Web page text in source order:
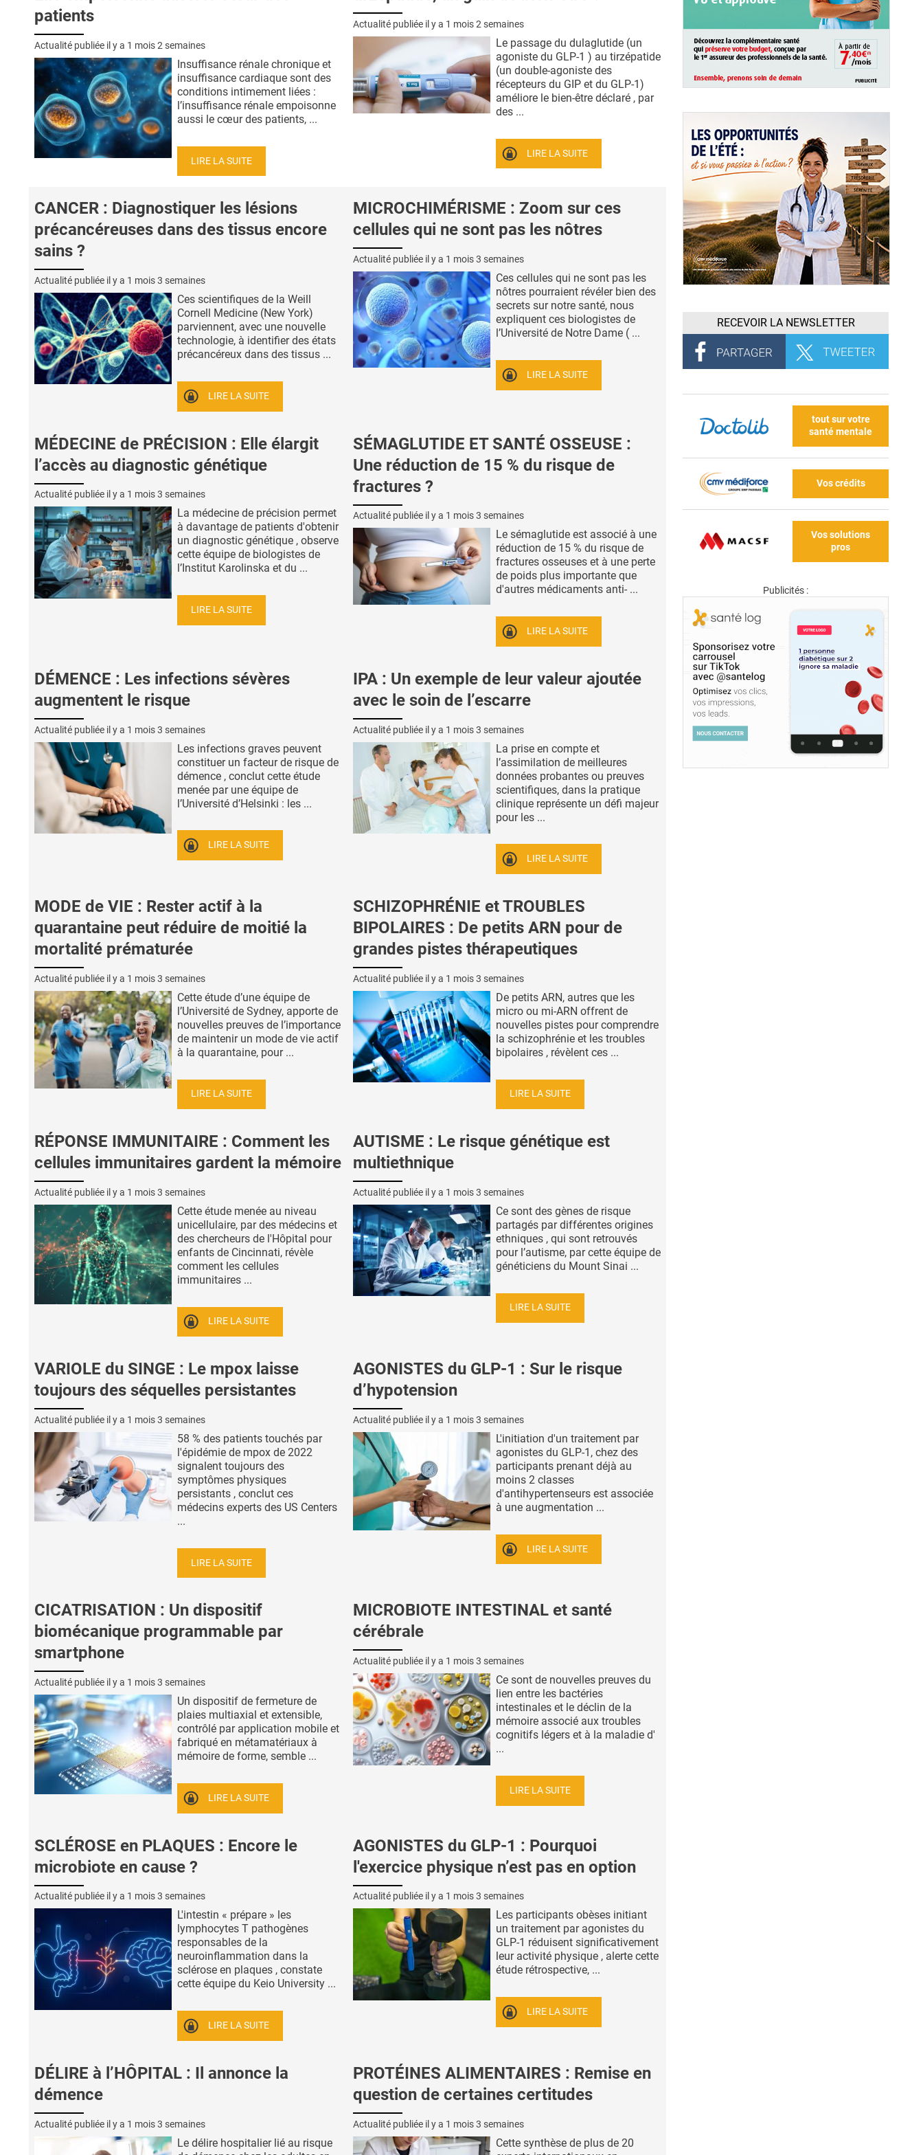
patients
Actualité publiée il y a 1 mois 2 semaines
Insuffisance rénale chronique et
insuffisance cardiaque sont des
conditions intimement liées :
l’insuffisance rénale empoisonne
aussi le cœur des patients, ...
LIRE LA SUITE
Actualité publiée il y a 1 mois 2 semaines
Le passage du dulaglutide (un
agoniste du GLP-1 ) au tirzépatide
(un double-agoniste des
récepteurs du GIP et du GLP-1)
améliore le bien-être déclaré , par
des ...
LIRE LA SUITE
CANCER : Diagnostiquer les lésions
précancéreuses dans des tissus encore
sains ?
Actualité publiée il y a 1 mois 3 semaines
Ces scientifiques de la Weill
Cornell Medicine (New York)
parviennent, avec une nouvelle
technologie, à identifier des états
précancéreux dans des tissus ...
LIRE LA SUITE
MICROCHIMÉRISME : Zoom sur ces
cellules qui ne sont pas les nôtres
Actualité publiée il y a 1 mois 3 semaines
Ces cellules qui ne sont pas les
nôtres pourraient révéler bien des
secrets sur notre santé, nous
expliquent ces biologistes de
l’Université de Notre Dame ( ...
LIRE LA SUITE
MÉDECINE de PRÉCISION : Elle élargit
l’accès au diagnostic génétique
Actualité publiée il y a 1 mois 3 semaines
La médecine de précision permet
à davantage de patients d'obtenir
un diagnostic génétique , observe
cette équipe de biologistes de
l’Institut Karolinska et du ...
LIRE LA SUITE
SÉMAGLUTIDE ET SANTÉ OSSEUSE :
Une réduction de 15 % du risque de
fractures ?
Actualité publiée il y a 1 mois 3 semaines
Le sémaglutide est associé à une
réduction de 15 % du risque de
fractures osseuses et à une perte
de poids plus importante que
d'autres médicaments anti- ...
LIRE LA SUITE
DÉMENCE : Les infections sévères
augmentent le risque
Actualité publiée il y a 1 mois 3 semaines
Les infections graves peuvent
constituer un facteur de risque de
démence , conclut cette étude
menée par une équipe de
l’Université d’Helsinki : les ...
LIRE LA SUITE
IPA : Un exemple de leur valeur ajoutée
avec le soin de l’escarre
Actualité publiée il y a 1 mois 3 semaines
La prise en compte et
l’assimilation de meilleures
données probantes ou preuves
scientifiques, dans la pratique
clinique représente un défi majeur
pour les ...
LIRE LA SUITE
MODE de VIE : Rester actif à la
quarantaine peut réduire de moitié la
mortalité prématurée
Actualité publiée il y a 1 mois 3 semaines
Cette étude d’une équipe de
l’Université de Sydney, apporte de
nouvelles preuves de l’importance
de maintenir un mode de vie actif
à la quarantaine, pour ...
LIRE LA SUITE
SCHIZOPHRÉNIE et TROUBLES
BIPOLAIRES : De petits ARN pour de
grandes pistes thérapeutiques
Actualité publiée il y a 1 mois 3 semaines
De petits ARN, autres que les
micro ou mi-ARN offrent de
nouvelles pistes pour comprendre
la schizophrénie et les troubles
bipolaires , révèlent ces ...
LIRE LA SUITE
RÉPONSE IMMUNITAIRE : Comment les
cellules immunitaires gardent la mémoire
Actualité publiée il y a 1 mois 3 semaines
Cette étude menée au niveau
unicellulaire, par des médecins et
des chercheurs de l'Hôpital pour
enfants de Cincinnati, révèle
comment les cellules
immunitaires ...
LIRE LA SUITE
AUTISME : Le risque génétique est
multiethnique
Actualité publiée il y a 1 mois 3 semaines
Ce sont des gènes de risque
partagés par différentes origines
ethniques , qui sont retrouvés
pour l’autisme, par cette équipe de
généticiens du Mount Sinai ...
LIRE LA SUITE
VARIOLE du SINGE : Le mpox laisse
toujours des séquelles persistantes
Actualité publiée il y a 1 mois 3 semaines
58 % des patients touchés par
l'épidémie de mpox de 2022
signalent toujours des
symptômes physiques
persistants , conclut ces
médecins experts des US Centers
...
LIRE LA SUITE
AGONISTES du GLP-1 : Sur le risque
d’hypotension
Actualité publiée il y a 1 mois 3 semaines
L'initiation d'un traitement par
agonistes du GLP-1, chez des
participants prenant déjà au
moins 2 classes
d'antihypertenseurs est associée
à une augmentation ...
LIRE LA SUITE
CICATRISATION : Un dispositif
biomécanique programmable par
smartphone
Actualité publiée il y a 1 mois 3 semaines
Un dispositif de fermeture de
plaies multiaxial et extensible,
contrôlé par application mobile et
fabriqué en métamatériaux à
mémoire de forme, semble ...
LIRE LA SUITE
MICROBIOTE INTESTINAL et santé
cérébrale
Actualité publiée il y a 1 mois 3 semaines
Ce sont de nouvelles preuves du
lien entre les bactéries
intestinales et le déclin de la
mémoire associé aux troubles
cognitifs légers et à la maladie d'
...
LIRE LA SUITE
SCLÉROSE en PLAQUES : Encore le
microbiote en cause ?
Actualité publiée il y a 1 mois 3 semaines
L'intestin « prépare » les
lymphocytes T pathogènes
responsables de la
neuroinflammation dans la
sclérose en plaques , constate
cette équipe du Keio University ...
LIRE LA SUITE
AGONISTES du GLP-1 : Pourquoi
l'exercice physique n’est pas en option
Actualité publiée il y a 1 mois 3 semaines
Les participants obèses initiant
un traitement par agonistes du
GLP-1 réduisent significativement
leur activité physique , alerte cette
étude rétrospective, ...
LIRE LA SUITE
DÉLIRE à l’HÔPITAL : Il annonce la
démence
Actualité publiée il y a 1 mois 3 semaines
Le délire hospitalier lié au risque
PROTÉINES ALIMENTAIRES : Remise en
question de certaines certitudes
Actualité publiée il y a 1 mois 3 semaines
Cette synthèse de plus de 20
RECEVOIR LA NEWSLETTER
tout sur votre
santé mentale
Vos crédits
Vos solutions
pros
Publicités :